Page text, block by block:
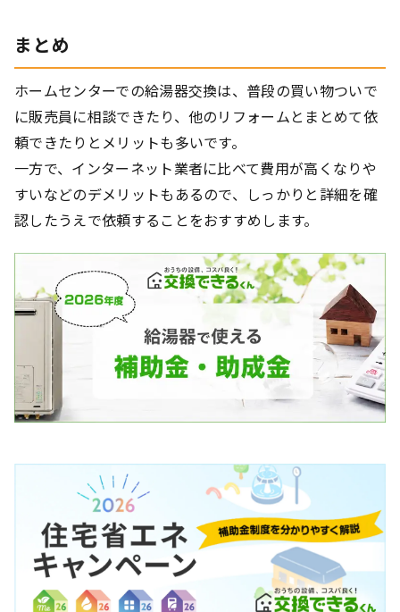
まとめ
ホームセンターでの給湯器交換は、普段の買い物ついで
に販売員に相談できたり、他のリフォームとまとめて依
頼できたりとメリットも多いです。
一方で、インターネット業者に比べて費用が高くなりや
すいなどのデメリットもあるので、しっかりと詳細を確
認したうえで依頼することをおすすめします。